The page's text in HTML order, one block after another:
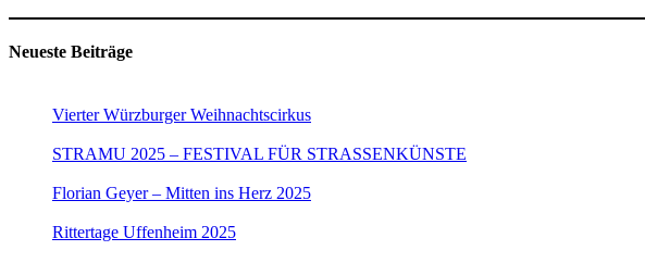
Neueste Beiträge
Vierter Würzburger Weihnachtscirkus
STRAMU 2025 – FESTIVAL FÜR STRASSENKÜNSTE
Florian Geyer – Mitten ins Herz 2025
Rittertage Uffenheim 2025